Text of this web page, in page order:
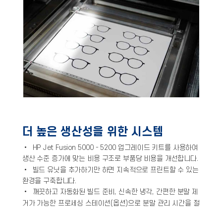
더 높은 생산성을 위한 시스템
• HP Jet Fusion 5000 - 5200 업그레이드 키트를 사용하여
생산 수준 증가에 맞는 비용 구조로 부품당 비용을 개선합니다.
• 빌드 유닛을 추가하기만 하면 지속적으로 프린트할 수 있는
환경을 구축합니다.
• 깨끗하고 자동화된 빌드 준비, 신속한 냉각, 간편한 분말 제
거가 가능한 프로세싱 스테이션(옵션)으로 분말 관리 시간을 절